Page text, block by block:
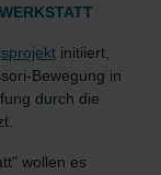
initiiert,
Bewegung in
durch die
wollen es